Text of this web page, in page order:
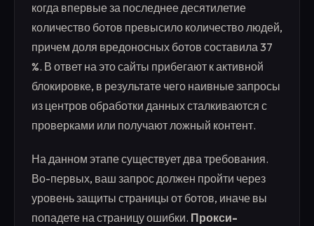
когда впервые за последнее десятилетие
количество ботов превысило количество людей,
причем доля вредоносных ботов составила 37
%. В ответ на это сайты прибегают к активной
блокировке, в результате чего наивные запросы
из центров обработки данных сталкиваются с
проверками или получают ложный контент.
На данном этапе существует два требования.
Во-первых, ваш запрос должен пройти через
уровень защиты страницы от ботов, иначе вы
попадете на страницу ошибки. Прокси-